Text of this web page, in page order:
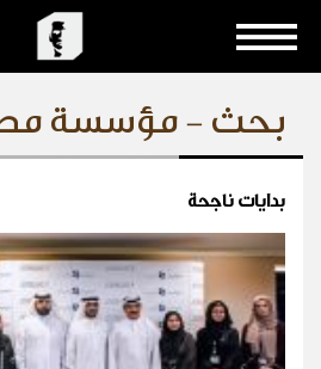
بحث - مؤسسة
بدايات ناجحة